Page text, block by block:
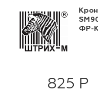
ФР-К
825 Р